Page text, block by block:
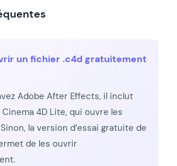
un fichier .c4d gratuitement
Adobe After Effects, il inclut
4D Lite, qui ouvre les
la version d’essai gratuite de
de les ouvrir